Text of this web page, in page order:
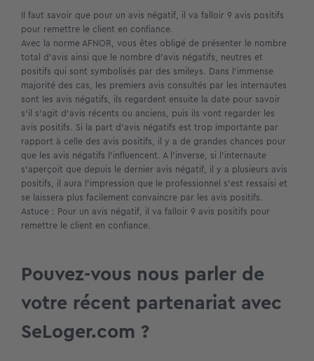
Il faut savoir que pour un avis négatif, il va falloir 9 avis positifs
pour remettre le client en confiance.
Avec la norme AFNOR, vous êtes obligé de présenter le nombre
total d’avis ainsi que le nombre d’avis négatifs, neutres et
positifs qui sont symbolisés par des smileys. Dans l’immense
majorité des cas, les premiers avis consultés par les internautes
sont les avis négatifs, ils regardent ensuite la date pour savoir
s’il s’agit d’avis récents ou anciens, puis ils vont regarder les
avis positifs. Si la part d’avis négatifs est trop importante par
rapport à celle des avis positifs, il y a de grandes chances pour
que les avis négatifs l’influencent. A l’inverse, si l’internaute
s’aperçoit que depuis le dernier avis négatif, il y a plusieurs avis
positifs, il aura l’impression que le professionnel s’est ressaisi et
se laissera plus facilement convaincre par les avis positifs.
Astuce : Pour un avis négatif, il va falloir 9 avis positifs pour
remettre le client en confiance.
Pouvez-vous nous parler de
votre récent partenariat avec
SeLoger.com ?